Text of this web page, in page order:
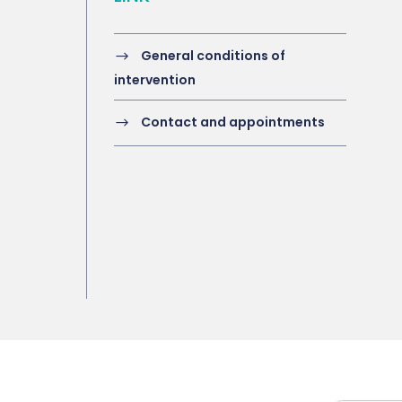
General conditions of
intervention
Contact and appointments